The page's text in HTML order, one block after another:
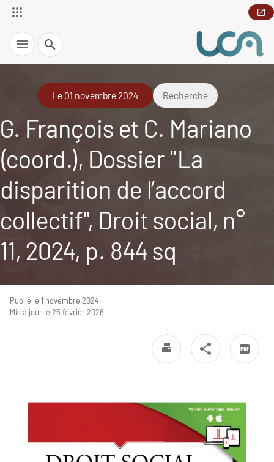
Recherche
Le 01 novembre 2024 Recherche
G. François et C. Mariano
(coord.), Dossier "La
disparition de l’accord
collectif", Droit social, n°
11, 2024, p. 844 sq
Publié le 1 novembre 2024
Mis à jour le 25 février 2026